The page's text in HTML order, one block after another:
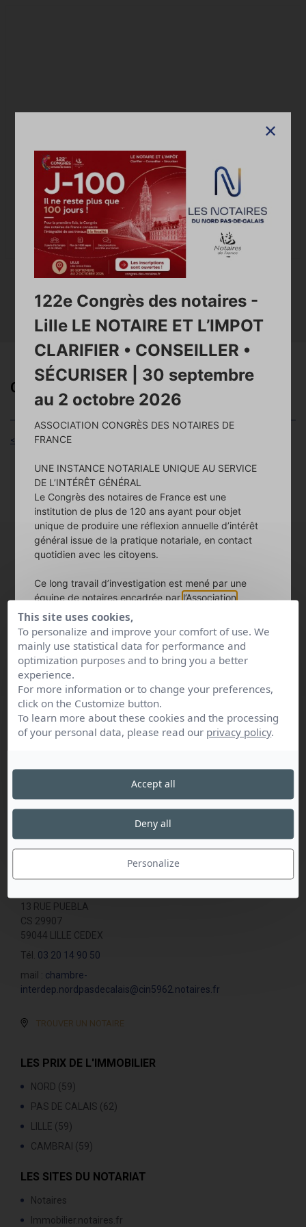
Annuaire des notaires OFFICE NOTARIAL DES ARTS, SELARL
Annuaire
RECHERCHER
OFFICE NOTARIAL DES ARTS, SELARL
< Retour aux résultats
Adresse :
20 place des Arts
59600 MAUBEUGE
Tél : 0327692769
Fax :
0327692799
Courriel :notaires.maubeuge@notaires.fr
Site Web :https://officenotarialdesarts-maubeuge.notaires.fr
Lundi : 09:00 ; 18:00
Mardi : 09:00 ; 18:00
Jeudi : 09:00 ; 18:00
Vendredi : 09:00 ; 18:00
Parking : sur place
Ascenseur : oui
DUBOIS Virginie
DUMONT Claire
GEORGE Alice
LECLERCQ Pauline
Google Maps is disabled.
Allow
Chambre notaires Nord - Pas de Calais
13 RUE PUEBLA
CS 29907
59044 LILLE CEDEX
Tél. 03 20 14 90 50
mail : chambre-
interdep.nordpasdecalais@cin5962.notaires.fr
TROUVER UN NOTAIRE
LES PRIX DE L'IMMOBILIER
NORD (59)
PAS DE CALAIS (62)
LILLE (59)
CAMBRAI (59)
LES SITES DU NOTARIAT
Notaires
Immobilier.notaires.fr
122e Congrès des notaires -
Lille LE NOTAIRE ET L’IMPOT
CLARIFIER • CONSEILLER •
SÉCURISER | 30 septembre
au 2 octobre 2026
ASSOCIATION CONGRÈS DES NOTAIRES DE
FRANCE
UNE INSTANCE NOTARIALE UNIQUE AU SERVICE
DE L’INTÉRÊT GÉNÉRAL
Le Congrès des notaires de France est une
institution de plus de 120 ans ayant pour objet
unique de produire une réflexion annuelle d’intérêt
général issue de la pratique notariale, en contact
quotidien avec les citoyens.
Ce long travail d’investigation est mené par une
équipe de notaires encadrée parl’Association
Congrès Notaires de France
président et d’un rapporteur général, tous deux
notaires, et suivie par un professeur de droit reconnu
dans sa matière.
Répartis en plusieurs groupes appelées «
commissions », ces notaires défrichent
bénévolement le sujet retenu à côté d’une activité
professionnelle intense.
This site uses cookies,
To personalize and improve your comfort of use. We
mainly use statistical data for performance and
optimization purposes and to bring you a better
experience.
For more information or to change your preferences,
click on the Customize button.
To learn more about these cookies and the processing
of your personal data, please read our privacy policy.
Personalize
Deny all
Accept all